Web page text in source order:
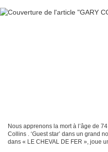
Nous apprenons la mort à l’âge de
Collins . ‘Guest star’ dans un grand
dans « LE CHEVAL DE FER », joue